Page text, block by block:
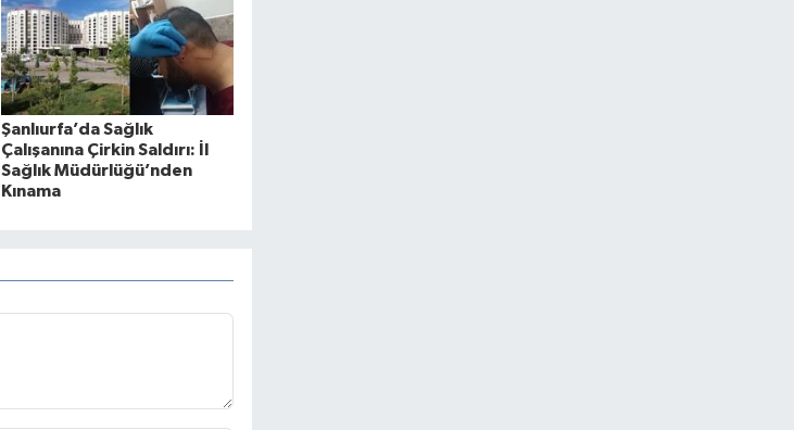
Şanlıurfa’da Sağlık
Çalışanına Çirkin Saldırı: İl
Sağlık Müdürlüğü’nden
Kınama